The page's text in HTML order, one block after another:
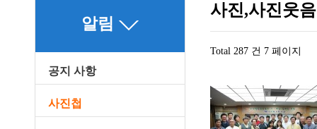
알림
공지 사항
사진첩
사진,사진웃
Total 287 건 7 페이지